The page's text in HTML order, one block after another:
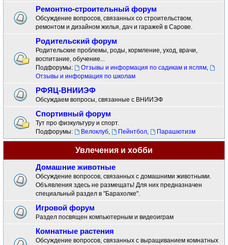
Ремонтно-строительный форум
Обсуждение вопросов, связанных со строительством,
ремонтом и дизайном жилья, дач и гаражей в Сарове.
Родительский форум
Родительские проблемы, роды, кормление, уход, врачи,
воспитание, обучение...
Подфорумы:
Отзывы и информация по садикам и яслям,
Отзывы и информация по школам
РФЯЦ-ВНИИЭФ
Обсуждаем вопросы, связанные с ВНИИЭФ
Спортивный форум
Тут про физкультуру и спорт.
Подфорумы:
Велоклуб, Пейнтбол, Парашютизм
Увлечения и хобби
Домашние животные
Обсуждение вопросов, связанных с домашними животными.
Объявления здесь не размещать! Для них предназначен
специальный раздел в "Барахолке".
Игровой форум
Раздел посвящен компьютерным и видеоиграм
Комнатные растения
Обсуждение вопросов, связанных с выращиванием комнатных